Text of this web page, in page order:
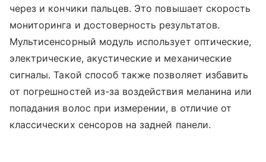
через и кончики пальцев. Это повышает скорость
мониторинга и достоверность результатов.
Мультисенсорный модуль использует оптические,
электрические, акустические и механические
сигналы. Такой способ также позволяет избавить
от погрешностей из-за воздействия меланина или
попадания волос при измерении, в отличие от
классических сенсоров на задней панели.